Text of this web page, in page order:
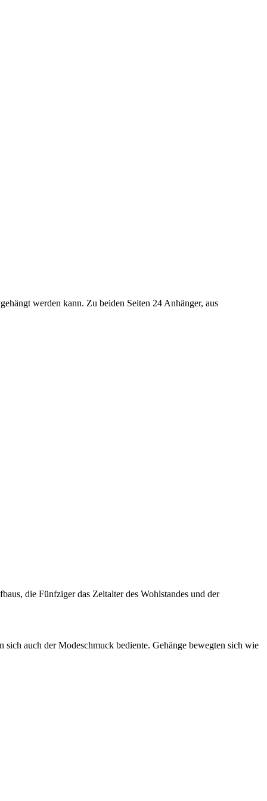
werden kann. Zu beiden Seiten 24 Anhänger, aus
die Fünfziger das Zeitalter des Wohlstandes und der
auch der Modeschmuck bediente. Gehänge bewegten sich wie